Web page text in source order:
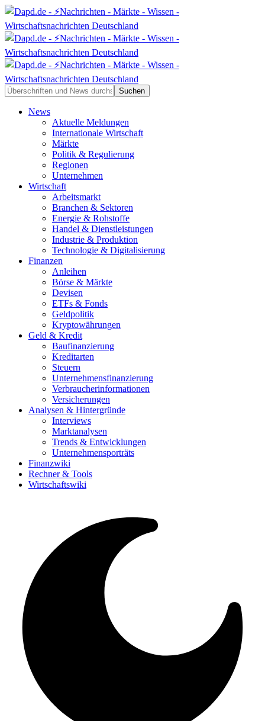
News
Aktuelle Meldungen
Internationale Wirtschaft
Märkte
Politik & Regulierung
Regionen
Unternehmen
Wirtschaft
Arbeitsmarkt
Branchen & Sektoren
Energie & Rohstoffe
Handel & Dienstleistungen
Industrie & Produktion
Technologie & Digitalisierung
Finanzen
Anleihen
Börse & Märkte
Devisen
ETFs & Fonds
Geldpolitik
Kryptowährungen
Geld & Kredit
Baufinanzierung
Kreditarten
Steuern
Unternehmensfinanzierung
Verbraucherinformationen
Versicherungen
Analysen & Hintergründe
Interviews
Marktanalysen
Trends & Entwicklungen
Unternehmensporträts
Finanzwiki
Rechner & Tools
Wirtschaftswiki